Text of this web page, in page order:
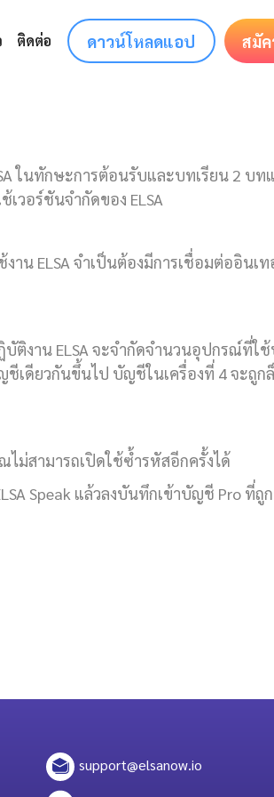
ติดต่อ ดาวน์โหลดแอป สมัค
ในทักษะการต้อนรับและบทเรียน 2 บท
วอร์ชันจำกัดของ ELSA
น ELSA จำเป็นต้องมีการเชื่อมต่ออินเท
งาน ELSA จะจำกัดจำนวนอุปกรณ์ที่ใ
เดียวกันขึ้นไป บัญชีในเครื่องที่ 4 จะถูก
ม่สามารถเปิดใช้ซ้ำรหัสอีกครั้งได้
Speak แล้วลงบันทึกเข้าบัญชี Pro ที่ถู
support@elsanow.io